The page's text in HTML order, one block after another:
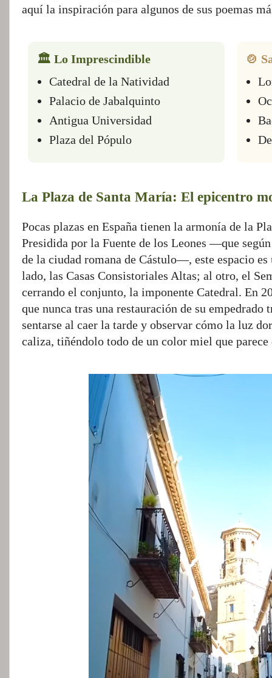
aquí la inspiración para algunos de sus poemas
🏛️ Lo Imprescindible
Catedral de la Natividad
Palacio de Jabalquinto
Antigua Universidad
Plaza del Pópulo
🍲
La Plaza de Santa María: El epicentro
Pocas plazas en España tienen la armonía de la
Presidida por la Fuente de los Leones —que
de la ciudad romana de Cástulo—, este espacio
lado, las Casas Consistoriales Altas; al otro, el
cerrando el conjunto, la imponente Catedral. En
que nunca tras una restauración de su
sentarse al caer la tarde y observar cómo la luz
caliza, tiñéndolo todo de un color miel que